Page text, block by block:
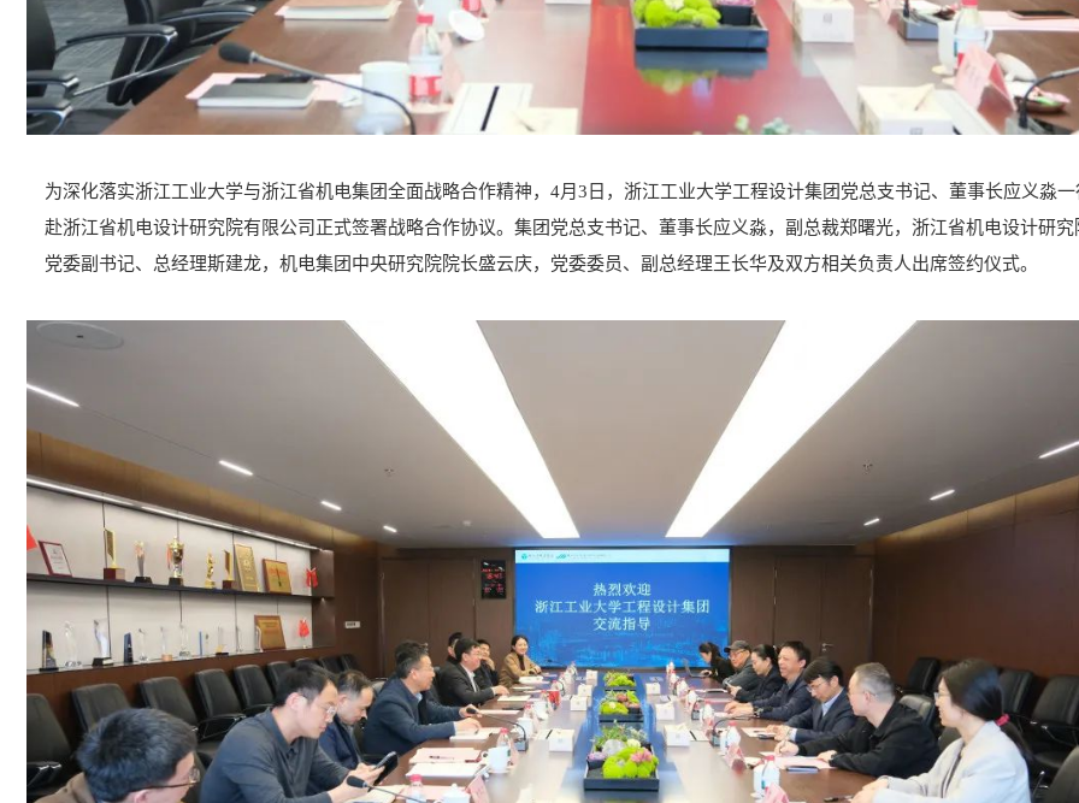
为深化落实浙江工业大学与浙江省机电集团全面战略合作精神，4月3日，浙江工业大学工程设计集团党总支书记、董事长应义淼一
赴浙江省机电设计研究院有限公司正式签署战略合作协议。集团党总支书记、董事长应义淼，副总裁郑曙光，浙江省机电设计研究
党委副书记、总经理斯建龙，机电集团中央研究院院长盛云庆，党委委员、副总经理王长华及双方相关负责人出席签约仪式。